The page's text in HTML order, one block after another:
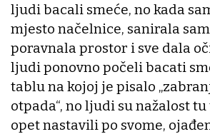
ljudi bacali smeće, no kada
mjesto načelnice, sanirala
poravnala prostor i sve dala
ljudi ponovno počeli bacati
tablu na kojoj je pisalo
otpada“, no ljudi su nažalost
opet nastavili po svome,